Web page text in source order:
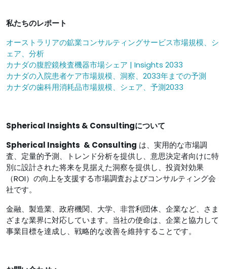
私たちのレポート
オーストラリアの鉱業コンサルティングサービス市場規模、シ
ェア、分析
カナダの腹腔鏡検査機器市場シェア | Insights 2033
カナダの入院患者ケア市場規模、洞察、2033年までの予測
カナダの歯科用消耗品市場規模、シェア、予測2033
Spherical Insights & Consultingについて
Spherical Insights & Consulting は、実用的な市場調
査、定量的予測、トレンド分析を提供し、意思決定者向けに特
別に設計された将来を見据えた洞察を提供し、投資対効果
（ROI）の向上を支援する市場調査およびコンサルティング会
社です。
金融、製造業、政府機関、大学、非営利団体、企業など、さま
ざまな業界に対応しています。当社の使命は、企業と協力して
事業目標を達成し、戦略的な改善を維持することです。